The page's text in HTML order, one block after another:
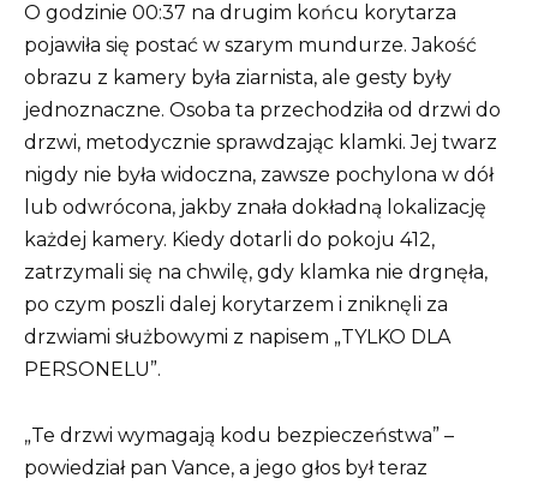
O godzinie 00:37 na drugim końcu korytarza
pojawiła się postać w szarym mundurze. Jakość
obrazu z kamery była ziarnista, ale gesty były
jednoznaczne. Osoba ta przechodziła od drzwi do
drzwi, metodycznie sprawdzając klamki. Jej twarz
nigdy nie była widoczna, zawsze pochylona w dół
lub odwrócona, jakby znała dokładną lokalizację
każdej kamery. Kiedy dotarli do pokoju 412,
zatrzymali się na chwilę, gdy klamka nie drgnęła,
po czym poszli dalej korytarzem i zniknęli za
drzwiami służbowymi z napisem „TYLKO DLA
PERSONELU”.
„Te drzwi wymagają kodu bezpieczeństwa” –
powiedział pan Vance, a jego głos był teraz